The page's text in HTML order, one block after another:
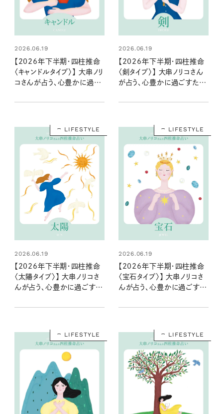
2026.06.19
【2026年下半期・四柱推命
〈キャンドルタイプ〉】 大串ノリ
コさんが占う、心豊かに過ご
2026.06.19
【2026年下半期・四柱推命
〈剣タイプ〉】 大串ノリコさん
が占う、心豊かに過ごすため
LIFESTYLE
2026.06.19
【2026年下半期・四柱推命
〈太陽タイプ〉】 大串ノリコさ
んが占う、心豊かに過ごすた
LIFESTYLE
2026.06.19
【2026年下半期・四柱推命
〈宝石タイプ〉】 大串ノリコさ
んが占う、心豊かに過ごすた
LIFESTYLE LIFESTYLE